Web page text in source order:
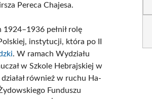
Pereca Chajesa.
pełnił rolę
instytucji, która po II
. W ramach Wydziału
w Szkole Hebrajskiej w
również w ruchu Ha-
Funduszu